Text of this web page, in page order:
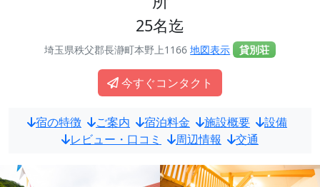
25名迄
埼玉県秩父郡長瀞町本野上1166地図表示 貸別荘
今すぐコンタクト
宿の特徴 ご案内 宿泊料金 施設概要
設備
レビュー・口コミ
周辺情報 交通